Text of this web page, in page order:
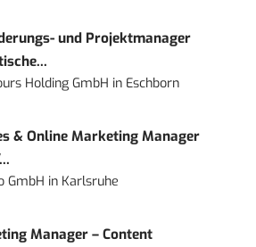
und Projektmanager
Holding GmbH in Eschborn
& Online Marketing Manager
GmbH in Karlsruhe
Manager – Content